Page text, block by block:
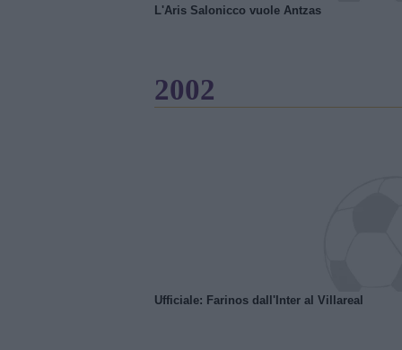
L'Aris Salonicco vuole Antzas
2002
Ufficiale: Farinos dall'Inter al Villareal